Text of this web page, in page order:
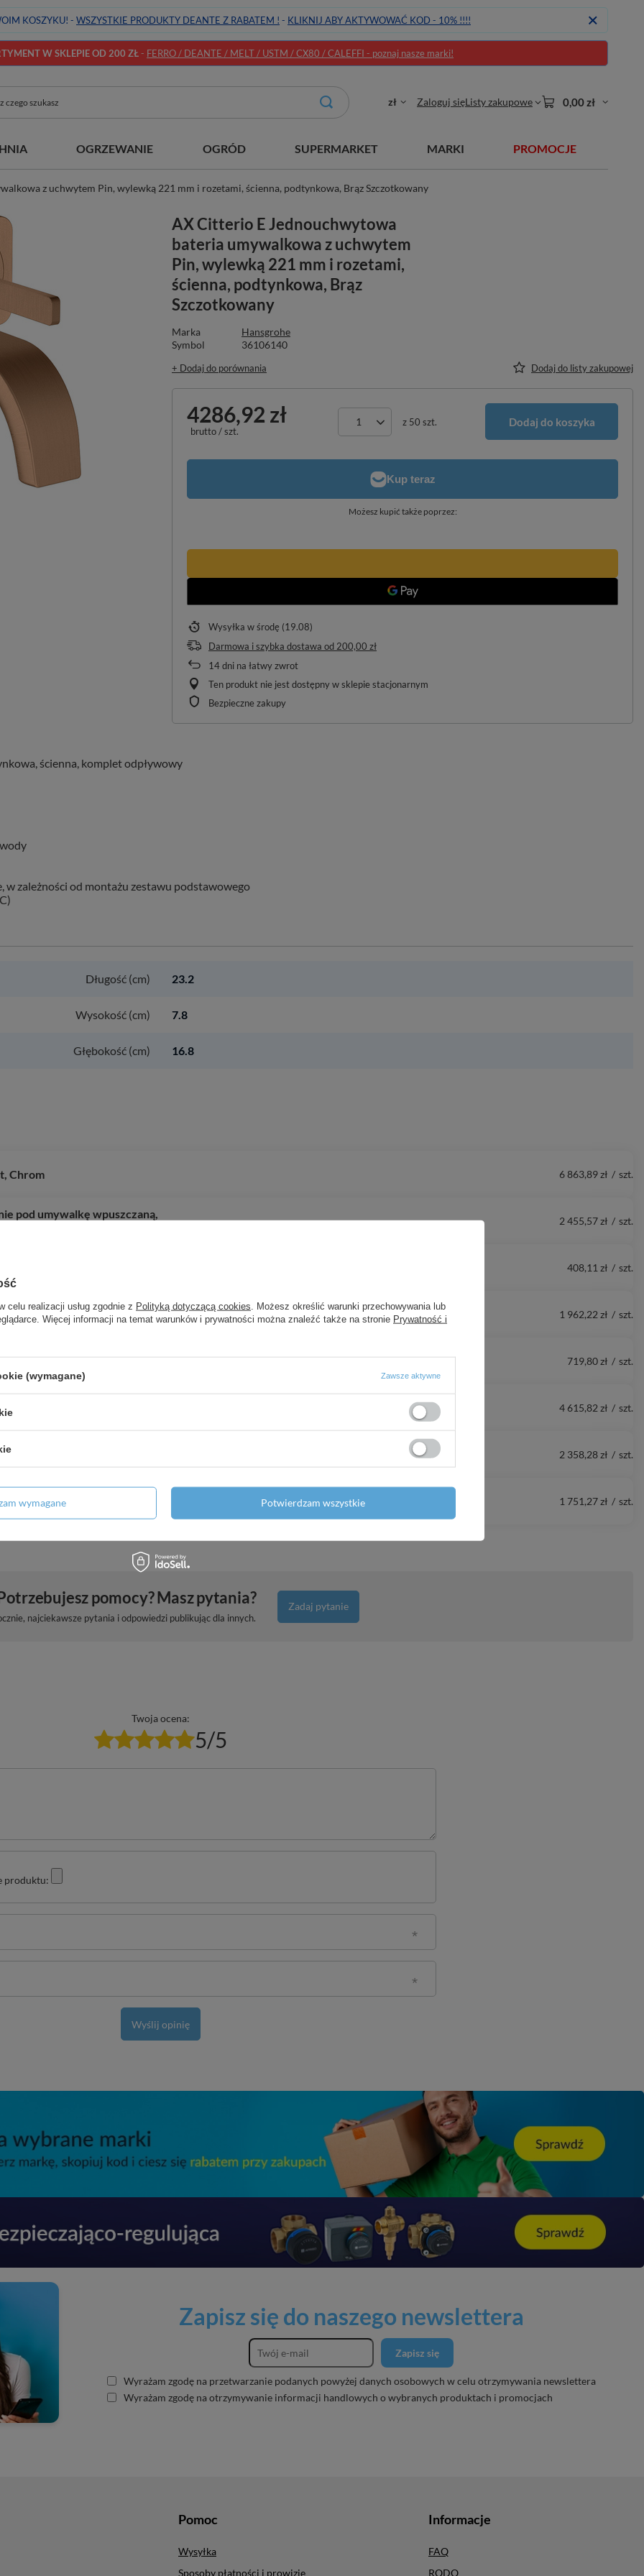
KOSZYKU! - WSZYSTKIE PRODUKTY DEANTE Z RABATEM ! - KLIKNIJ ABY AKTYWOWAĆ KOD - 10% !!!!
W SKLEPIE OD 200 ZŁ- FERRO / DEANTE / MELT / USTM / CX80 / CALEFFI - poznaj nasze marki!
zł Zaloguj sięListy zakupowe 0,00 zł
OGRZEWANIE OGRÓD SUPERMARKET MARKI PROMOCJE
z uchwytem Pin, wylewką 221 mm i rozetami, ścienna, podtynkowa, Brąz Szczotkowany
AX Citterio E Jednouchwytowa
bateria umywalkowa z uchwytem
Pin, wylewką 221 mm i rozetami,
ścienna, podtynkowa, Brąz
Szczotkowany
Marka
Hansgrohe
Symbol
36106140
+ Dodaj do porównania Dodaj do listy zakupowej
4286,92 zł
brutto/szt.
z 50 szt. Dodaj do koszyka
Możesz kupić także poprzez:
Wysyłka w środę (19.08)
Darmowa i szybka dostawa od 200,00 zł
14dni na łatwy zwrot
Ten produkt nie jest dostępny w sklepie stacjonarnym
Bezpieczne zakupy
ścienna, komplet odpływowy
zależności od montażu zestawu podstawowego
Długość (cm) 23.2
Wysokość (cm) 7.8
Głębokość (cm) 16.8
Chrom 6 863,89 zł / szt.
pod umywalkę wpuszczaną,
2 455,57 zł / szt.
408,11 zł / szt.
do umywalek nablatowych z
1 962,22 zł / szt.
Biały/Chrom 719,80 zł / szt.
1 odbiornika z dodatkowym
4 615,82 zł / szt.
Kaszmirowy Dąb 2 358,28 zł / szt.
1600 z możliwością
1 751,27 zł / szt.
pomocy? Masz pytania?
najciekawsze pytania i odpowiedzi publikując dla innych.
Zadaj pytanie
Twoja ocena:
5/5
produktu:
Wyślij opinię
Zapisz się do naszego newslettera
Zapisz się
Wyrażam zgodę na przetwarzanie podanych powyżej danych osobowych w celu otrzymywania newslettera
Wyrażam zgodę na otrzymywanie informacji handlowych o wybranych produktach i promocjach
Pomoc
Wysyłka
Sposoby płatności i prowizje
Informacje
FAQ
RODO
celu realizacji usług zgodnie z Polityką dotyczącą cookies . Możesz określić warunki przechowywania lub
Więcej informacji na temat warunków i prywatności można znaleźć także na stronie Prywatność i
(wymagane) Zawsze aktywne
wymagane Potwierdzam wszystkie